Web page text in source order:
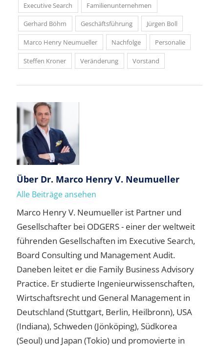
Executive Search Familienunternehmen
Gerhard Böhm Geschäftsführung Jürgen Boll
Marco Henry Neumueller Nachfolge Personalie
Steffen Kroner Veränderung Vorstand
Über Dr. Marco Henry V. Neumueller
Alle Beiträge ansehen
Marco Henry V. Neumueller ist Partner und
Gesellschafter bei ODGERS - einer der weltweit
führenden Gesellschaften im Executive Search,
Board Consulting und Management Audit.
Daneben leitet er die Family Business Advisory
Practice. Er studierte Ingenieurwissenschaften,
Wirtschaftsrecht und General Management in
Deutschland (Stuttgart, Berlin, Heilbronn), USA
(Indiana), Schweden (Jönköping), Südkorea
(Seoul) und Japan (Tokio) und promovierte in